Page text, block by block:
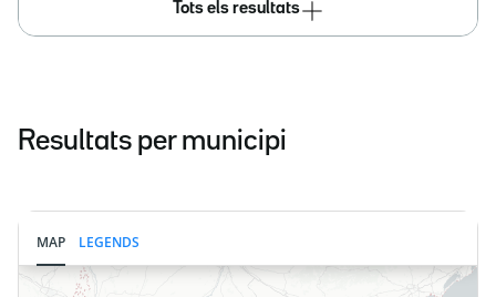
Tots els resultats
Resultats per municipi